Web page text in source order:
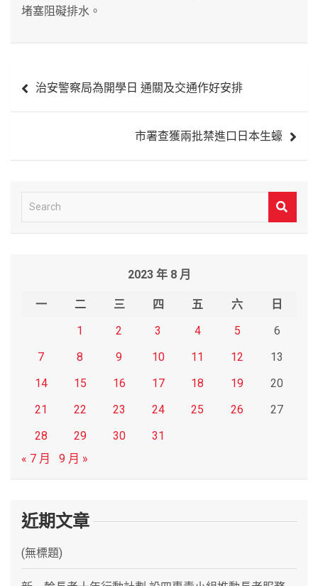
堵塞阻礙排水。
章
治安警察局為開學日 通關及交通作好安排
市署查獲兩批禁進口日本生蠔
e
2023 年 8 月
一 二 三 四 五 六
日
1
2 3 4 5
6
7
8 9 10 11 12
13
14
15 16 17 18 19
20
21
22 23 24 25 26
27
28
29 30
31
« 7 月
9 月 »
近期文章
(無標題)